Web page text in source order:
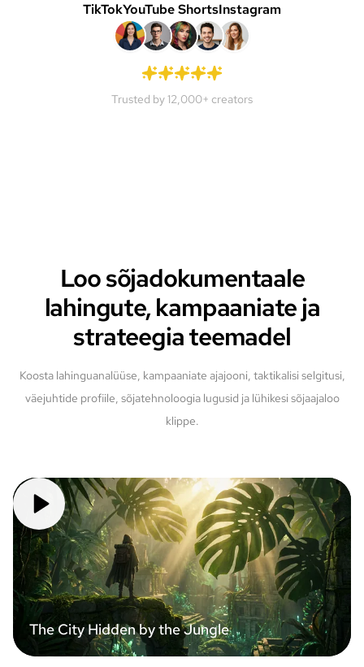
TikTokYouTube ShortsInstagram
Trusted by 12,000+ creators
Loo sõjadokumentaale
lahingute, kampaaniate ja
strateegia teemadel
Koosta lahinguanalüüse, kampaaniate ajajooni, taktikalisi selgitusi,
väejuhtide profiile, sõjatehnoloogia lugusid ja lühikesi sõjaajaloo
klippe.
The City Hidden by the Jungle